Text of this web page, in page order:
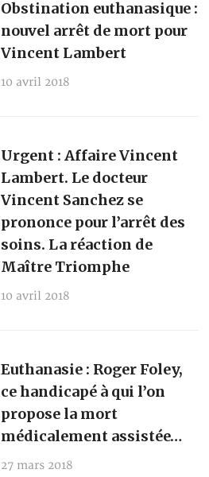
Obstination euthanasique :
nouvel arrêt de mort pour
Vincent Lambert
10 avril 2018
Urgent : Affaire Vincent
Lambert. Le docteur
Vincent Sanchez se
prononce pour l’arrêt des
soins. La réaction de
Maître Triomphe
10 avril 2018
Euthanasie : Roger Foley,
ce handicapé à qui l’on
propose la mort
médicalement assistée…
27 mars 2018